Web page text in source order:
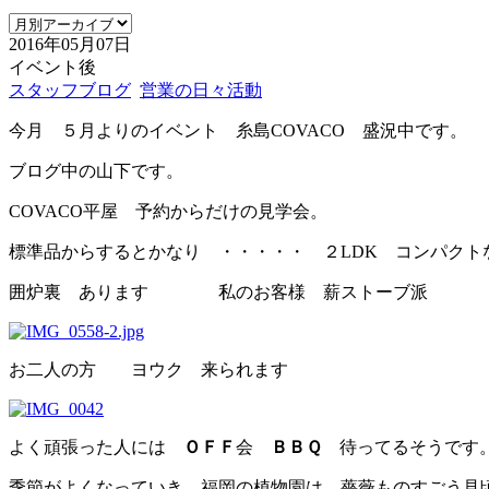
2016年05月07日
イベント後
スタッフブログ 営業の日々活動
今月 ５月よりのイベント 糸島COVACO 盛況中です。
ブログ中の山下です。
COVACO平屋 予約からだけの見学会。
標準品からするとかなり ・・・・・ ２LDK コンパクト
囲炉裏 あります 私のお客様 薪ストーブ派
お二人の方 ヨウク 来られます
よく頑張った人には ＯＦＦ 会 ＢＢＱ 待ってるそうです。